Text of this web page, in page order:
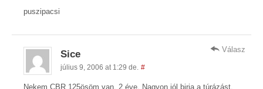
puszipacsi
Sice
július 9, 2006 at 1:29 de. #
Nekem CBR 125ösöm van, 2 éve. Nagyon jól birja a túrázást,
Válasz